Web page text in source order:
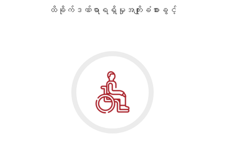
ထိခိုက်ဒဏ်ရာရရှိမှုအကျိုးခံစားခွင့်